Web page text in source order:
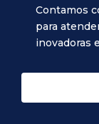
Contamos
para
inovadoras